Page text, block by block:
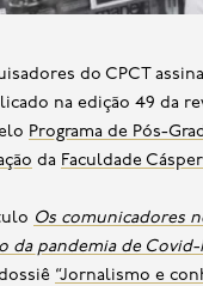
na edição 49 da
Programa de Pós-
da Faculdade
Os comunicadores
da pandemia de Covid-
“Jornalismo e